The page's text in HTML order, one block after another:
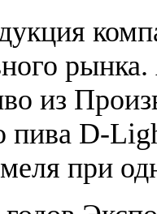
из
пива D-
при